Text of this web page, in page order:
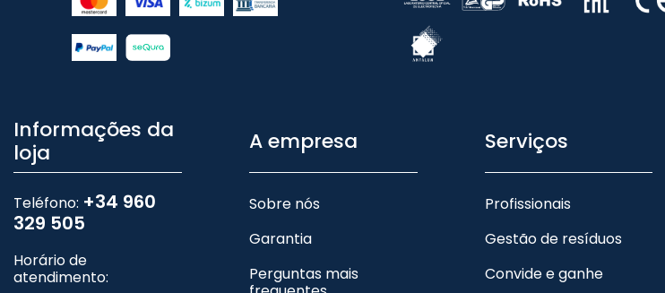
Informações da
loja
Teléfono: +34 960
329 505
Horário de
atendimento:
A empresa
Sobre nós
Garantia
Perguntas mais
Serviços
Profissionais
Gestão de resíduos
Convide e ganhe